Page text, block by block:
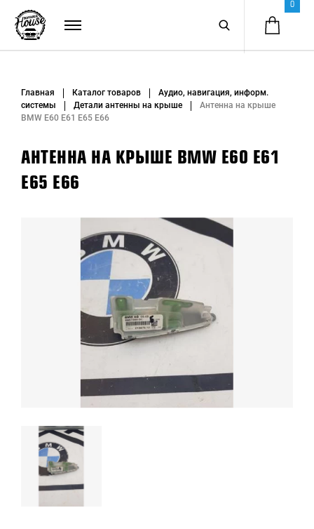
0
Главная Каталог товаров
Аудио, навигация, информ.
системы
Детали антенны на крыше
Антенна на крыше
BMW E60 E61 E65 E66
АНТЕННА НА КРЫШЕ BMW E60 E61
E65 E66